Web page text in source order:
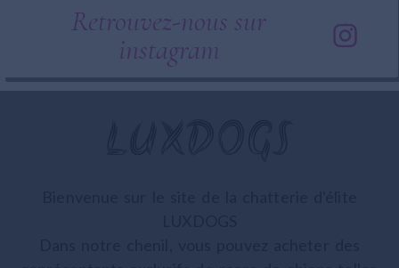
Retrouvez-nous sur
instagram